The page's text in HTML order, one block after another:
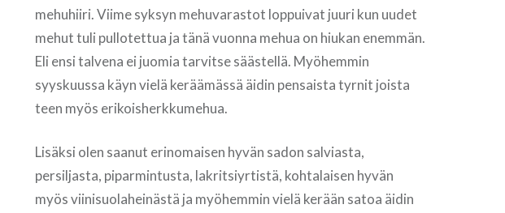
mehuhiiri. Viime syksyn mehuvarastot loppuivat juuri kun uudet
mehut tuli pullotettua ja tänä vuonna mehua on hiukan enemmän.
Eli ensi talvena ei juomia tarvitse säästellä. Myöhemmin
syyskuussa käyn vielä keräämässä äidin pensaista tyrnit joista
teen myös erikoisherkkumehua.
Lisäksi olen saanut erinomaisen hyvän sadon salviasta,
persiljasta, piparmintusta, lakritsiyrtistä, kohtalaisen hyvän
myös viinisuolaheinästä ja myöhemmin vielä kerään satoa äidin